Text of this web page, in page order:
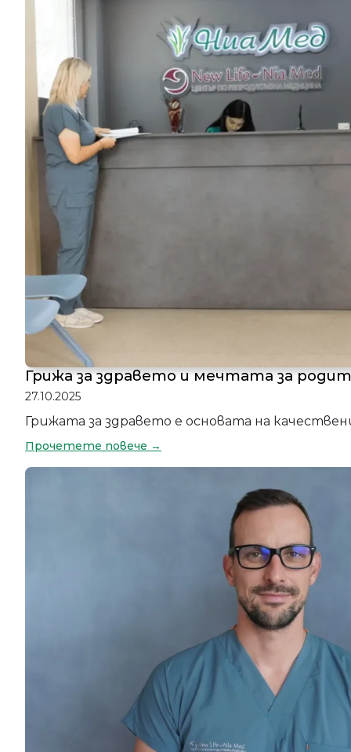
Грижа за здравето и мечтата за
27.10.2025
Грижата за здравето е основата на
Прочетете повече →